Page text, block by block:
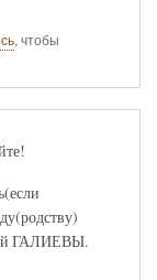
, чтобы
ГАЛИЕВЫ.